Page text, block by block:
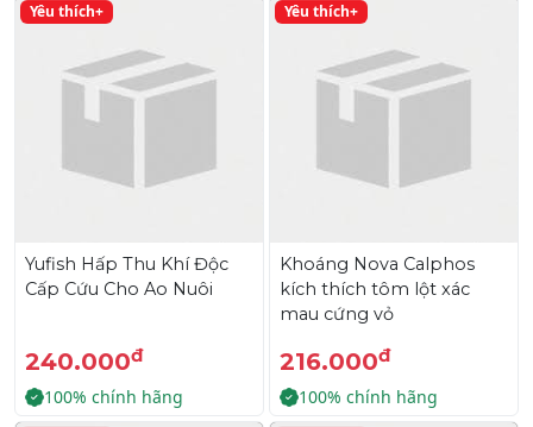
Yêu thích+
Yufish Hấp Thu Khí Độc
Cấp Cứu Cho Ao Nuôi
240.000đ
100% chính hãng
Yêu thích+
Khoáng Nova Calphos
kích thích tôm lột xác
mau cứng vỏ
216.000đ
100% chính hãng